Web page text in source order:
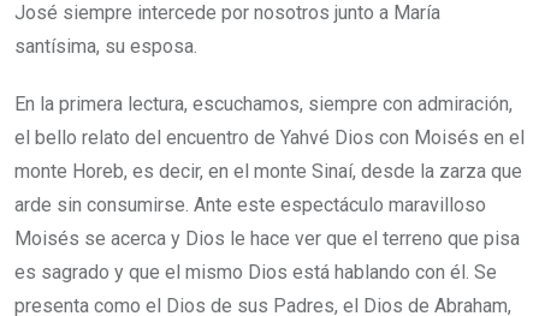
José siempre intercede por nosotros junto a María
santísima, su esposa.
En la primera lectura, escuchamos, siempre con admiración,
el bello relato del encuentro de Yahvé Dios con Moisés en el
monte Horeb, es decir, en el monte Sinaí, desde la zarza que
arde sin consumirse. Ante este espectáculo maravilloso
Moisés se acerca y Dios le hace ver que el terreno que pisa
es sagrado y que el mismo Dios está hablando con él. Se
presenta como el Dios de sus Padres, el Dios de Abraham,